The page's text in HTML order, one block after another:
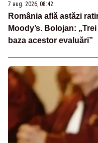
7 aug. 2026, 08:42
România află astăzi
Moody’s. Bolojan:
baza acestor evaluări”